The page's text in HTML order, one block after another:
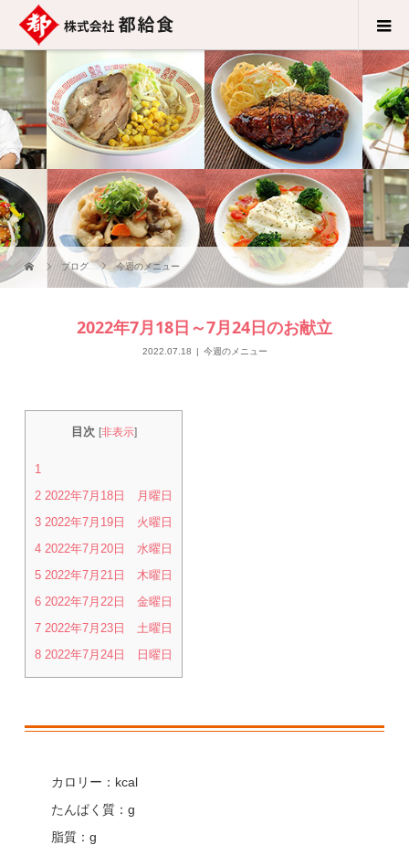
ブログ 今週のメニュー
2022年7月18日～7月24日のお献立
2022.07.18 今週のメニュー
目次 [非表示]
1
2 2022年7月18日 月曜日
3 2022年7月19日 火曜日
4 2022年7月20日 水曜日
5 2022年7月21日 木曜日
6 2022年7月22日 金曜日
7 2022年7月23日 土曜日
8 2022年7月24日 日曜日
カロリー：kcal
たんぱく質：g
脂質：g